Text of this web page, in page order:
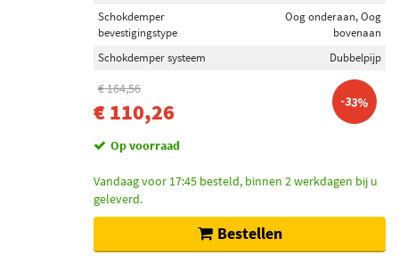
Schokdemper
bevestigingstype
Oog onderaan, Oog
bovenaan
Schokdemper systeem
Dubbelpijp
€ 164,56
€ 110,26 -33%
Op voorraad
Vandaag voor 17:45 besteld, binnen 2 werkdagen bij u
geleverd.
Bestellen